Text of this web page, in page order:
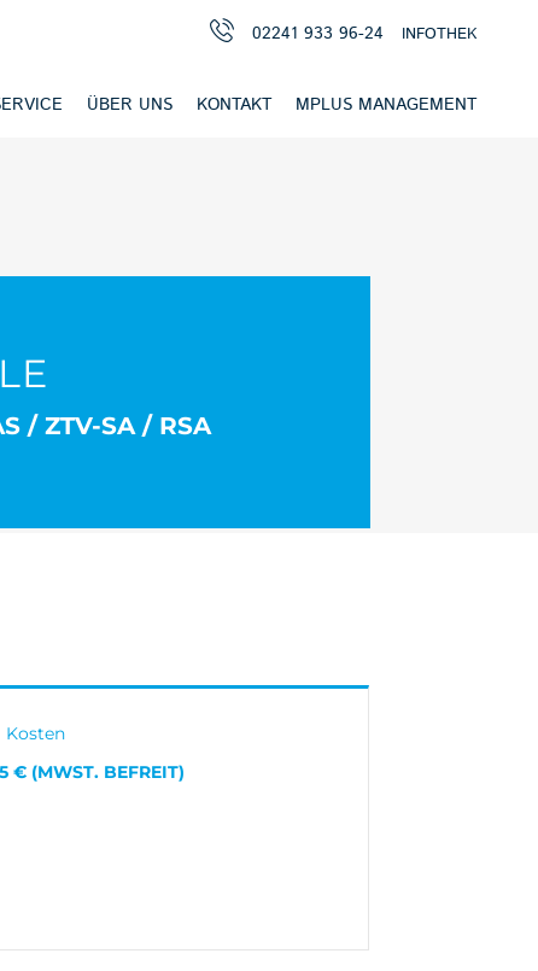
02241 933 96-24 INFOTHEK
ÜBER UNS KONTAKT MPLUS MANAGEMENT
/ ZTV-SA / RSA
Kosten
€ (MWST. BEFREIT)